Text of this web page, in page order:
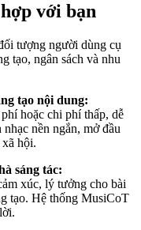
với bạn
tượng người dùng cụ
tạo, ngân sách và nhu
tạo nội dung:
hoặc chi phí thấp, dễ
nền ngắn, mở đầu
xã hội.
sáng tác:
xúc, lý tưởng cho bài
tạo. Hệ thống MusiCoT